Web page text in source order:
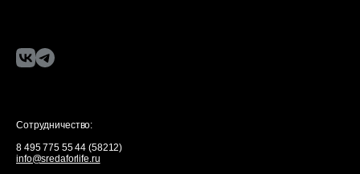
Сотрудничество:
8 495 775 55 44 (58212)
info@sredaforlife.ru